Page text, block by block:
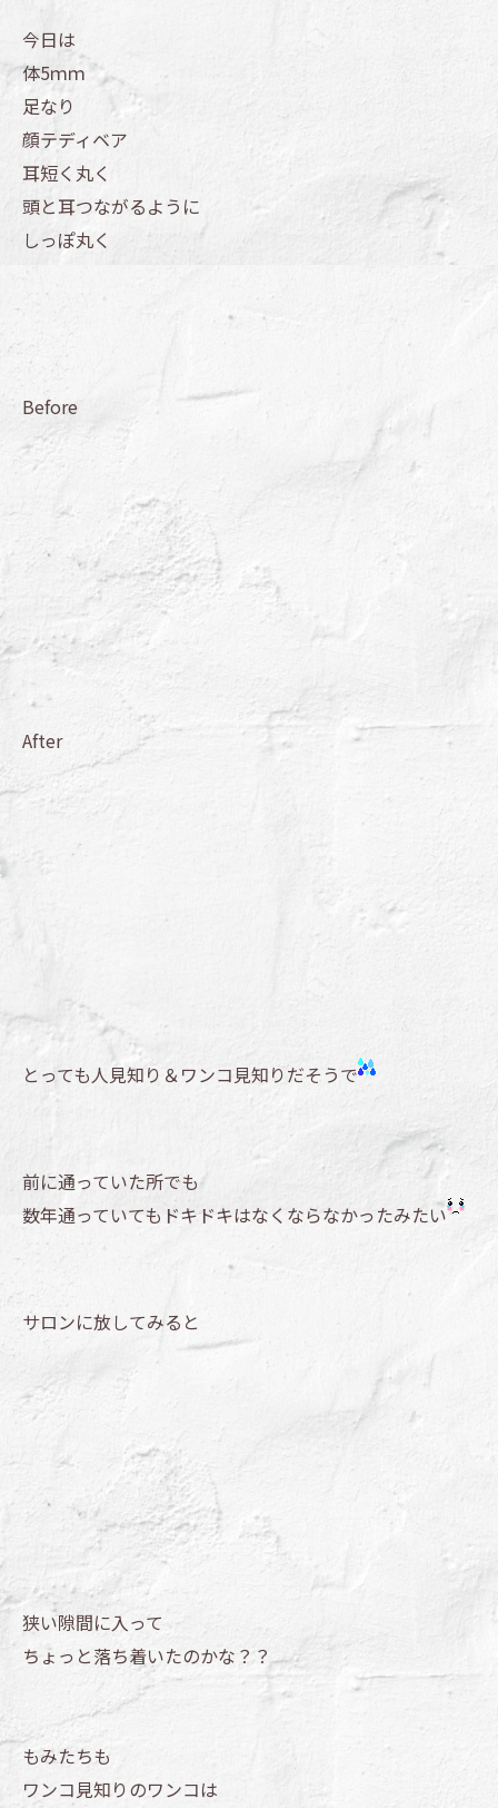
今日は
体5ｍｍ
足なり
顔テディベア
耳短く丸く
頭と耳つながるように
しっぽ丸く
Before
After
とっても人見知り＆ワンコ見知りだそうで
前に通っていた所でも
数年通っていてもドキドキはなくならなかったみたい
サロンに放してみると
狭い隙間に入って
ちょっと落ち着いたのかな？？
もみたちも
ワンコ見知りのワンコは